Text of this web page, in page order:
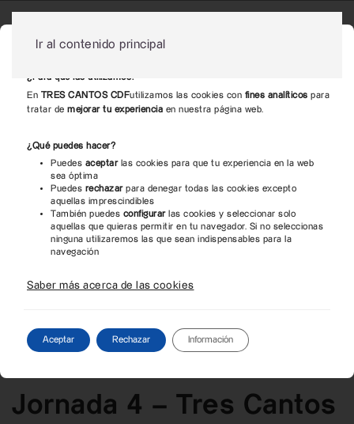
Ir al contenido principal
CRÓNICAS
Jornada 4 – Tres Cantos
¿Para qué las utilizamos?
En TRES CANTOS CDFutilizamos las cookies con fines analíticos para
tratar de mejorar tu experiencia en nuestra página web.
¿Qué puedes hacer?
Puedes aceptarlas cookies para que tu experiencia en la web
sea óptima
Puedes rechazarpara denegar todas las cookies excepto
aquellas imprescindibles
También puedes configurarlas cookies y seleccionar solo
aquellas que quieras permitir en tu navegador. Si no seleccionas
ninguna utilizaremos las que sean indispensables para la
navegación
Saber más acerca de las cookies
Aceptar Rechazar Información